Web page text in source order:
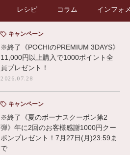
レシピ コラム インフォ
キャンペーン
※終了《POCHIのPREMIUM 3DAYS》
11,000円以上購入で1000ポイント全
員プレゼント！
2026.07.28
キャンペーン
※終了《夏のボーナスクーポン第2
弾》年に2回のお客様感謝1000円クー
ポンプレゼント！7月27日(月)23:59ま
で